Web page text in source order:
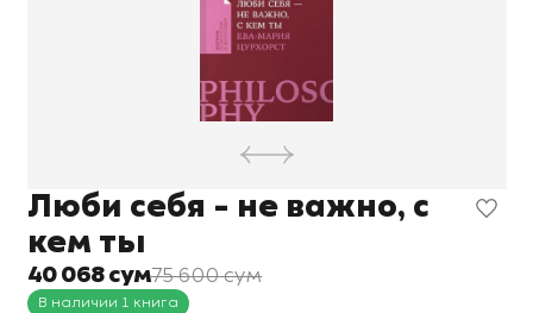
Люби себя - не важно, с
кем ты
40 068 сум75 600 сум
В наличии 1 книга